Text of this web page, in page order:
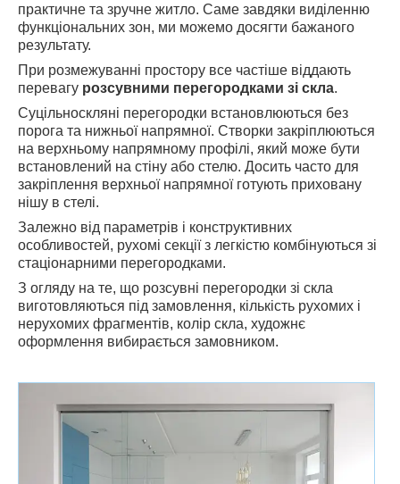
практичне та зручне житло. Саме завдяки виділенню
функціональних зон, ми можемо досягти бажаного
результату.
При розмежуванні простору все частіше віддають
перевагу розсувними перегородками зі скла.
Суцільноскляні перегородки встановлюються без
порога та нижньої напрямної. Створки закріплюються
на верхньому напрямному профілі, який може бути
встановлений на стіну або стелю. Досить часто для
закріплення верхньої напрямної готують приховану
нішу в стелі.
Залежно від параметрів і конструктивних
особливостей, рухомі секції з легкістю комбінуються зі
стаціонарними перегородками.
З огляду на те, що розсувні перегородки зі скла
виготовляються під замовлення, кількість рухомих і
нерухомих фрагментів, колір скла, художнє
оформлення вибирається замовником.